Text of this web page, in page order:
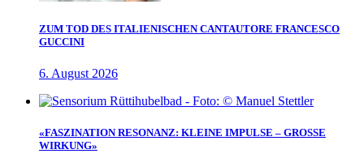
ZUM TOD DES ITALIENISCHEN CANTAUTORE FRANCESCO
GUCCINI
6. August 2026
«FASZINATION RESONANZ: KLEINE IMPULSE – GROSSE
WIRKUNG»